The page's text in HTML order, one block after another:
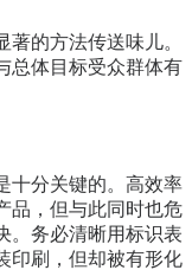
的方法传送味儿。
总体目标受众群体有
十分关键的。高效率
品，但与此同时也危
。务必清晰用标识表
印刷，但却被有形化